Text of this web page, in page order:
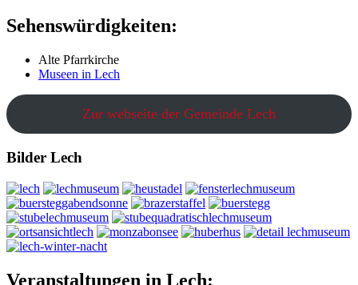
Sehenswürdigkeiten:
Alte Pfarrkirche
Museen in Lech
Zur webseite der Gemeinde Lech
Bilder Lech
Veranstaltungen in Lech: